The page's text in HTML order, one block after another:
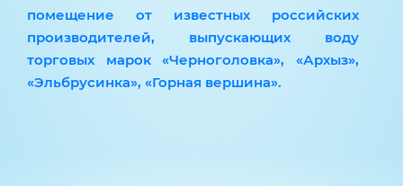
помещение от известных российских
производителей, выпускающих воду
торговых марок «Черноголовка», «Архыз»,
«Эльбрусинка», «Горная вершина».